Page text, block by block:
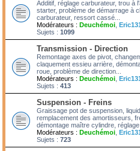
Additif, réglage carburateur, trou à
starter, problème de démarrage à
carburateur, ressort cassé...
Modérateurs : Deuchémoi
Sujets : 1099
Transmission - Direction
Remontage axes de pivot,
claquement essieu arrière,
roue, problème de direction...
Modérateurs : Deuchémoi
Sujets : 413
Suspension - Freins
Graissage pot de suspension,
remplacement des amortisseurs,
démontage maître cylindre, réglage
Modérateurs : Deuchémoi
Sujets : 723